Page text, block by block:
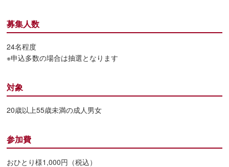
募集人数
24名程度
※申込多数の場合は抽選となります
対象
20歳以上55歳未満の成人男女
参加費
おひとり様1,000円（税込）